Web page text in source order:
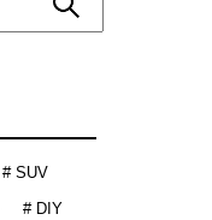
# SUV
# DIY